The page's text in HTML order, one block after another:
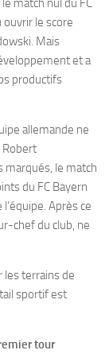
match nul du FC
ouvrir le score
Mais
et a
productifs
allemande ne
Robert
marqués, le match
du FC Bayern
Après ce
chef du club, ne
les terrains de
sportif est
tour